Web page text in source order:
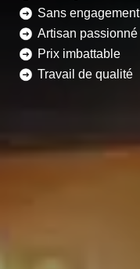
Sans engagement
Artisan passionné
Prix imbattable
Travail de qualité